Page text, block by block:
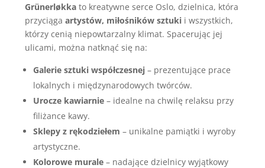
Grünerløkka to kreatywne serce Oslo, dzielnica, która
przyciągaartystów, miłośników sztuki i wszystkich,
którzy cenią niepowtarzalny klimat. Spacerując jej
ulicami, można natknąć się na:
Galerie sztuki współczesnej – prezentujące prace
lokalnych i międzynarodowych twórców.
Urocze kawiarnie – idealne na chwilę relaksu przy
filiżance kawy.
Sklepy z rękodziełem – unikalne pamiątki i wyroby
artystyczne.
Kolorowe murale – nadające dzielnicy wyjątkowy